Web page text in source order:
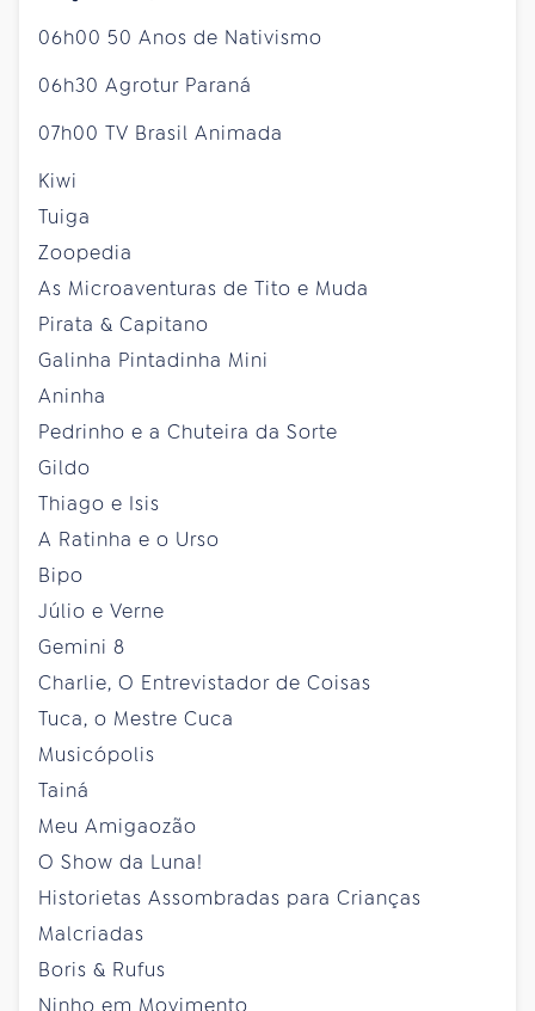
06h00 50 Anos de Nativismo
06h30 Agrotur Paraná
07h00 TV Brasil Animada
Kiwi
Tuiga
Zoopedia
As Microaventuras de Tito e Muda
Pirata & Capitano
Galinha Pintadinha Mini
Aninha
Pedrinho e a Chuteira da Sorte
Gildo
Thiago e Isis
A Ratinha e o Urso
Bipo
Júlio e Verne
Gemini 8
Charlie, O Entrevistador de Coisas
Tuca, o Mestre Cuca
Musicópolis
Tainá
Meu Amigaozão
O Show da Luna!
Historietas Assombradas para Crianças
Malcriadas
Boris & Rufus
Ninho em Movimento